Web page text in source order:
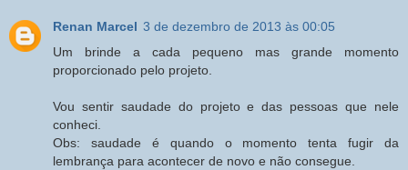
Renan Marcel 3 de dezembro de 2013 às 00:05
Um brinde a cada pequeno mas grande momento
proporcionado pelo projeto.
Vou sentir saudade do projeto e das pessoas que nele
conheci.
Obs: saudade é quando o momento tenta fugir da
lembrança para acontecer de novo e não consegue.